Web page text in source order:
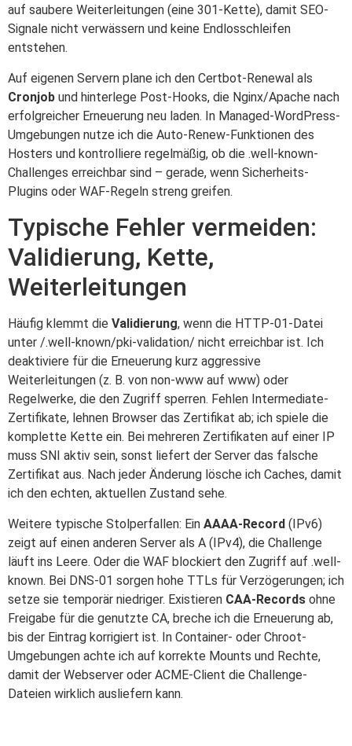
auf saubere Weiterleitungen (eine 301-Kette), damit SEO-
Signale nicht verwässern und keine Endlosschleifen
entstehen.
Auf eigenen Servern plane ich den Certbot-Renewal als
Cronjob und hinterlege Post-Hooks, die Nginx/Apache nach
erfolgreicher Erneuerung neu laden. In Managed-WordPress-
Umgebungen nutze ich die Auto-Renew-Funktionen des
Hosters und kontrolliere regelmäßig, ob die .well-known-
Challenges erreichbar sind – gerade, wenn Sicherheits-
Plugins oder WAF-Regeln streng greifen.
Typische Fehler vermeiden:
Validierung, Kette,
Weiterleitungen
Häufig klemmt die Validierung, wenn die HTTP-01-Datei
unter /.well-known/pki-validation/ nicht erreichbar ist. Ich
deaktiviere für die Erneuerung kurz aggressive
Weiterleitungen (z. B. von non-www auf www) oder
Regelwerke, die den Zugriff sperren. Fehlen Intermediate-
Zertifikate, lehnen Browser das Zertifikat ab; ich spiele die
komplette Kette ein. Bei mehreren Zertifikaten auf einer IP
muss SNI aktiv sein, sonst liefert der Server das falsche
Zertifikat aus. Nach jeder Änderung lösche ich Caches, damit
ich den echten, aktuellen Zustand sehe.
Weitere typische Stolperfallen: Ein AAAA-Record (IPv6)
zeigt auf einen anderen Server als A (IPv4), die Challenge
läuft ins Leere. Oder die WAF blockiert den Zugriff auf .well-
known. Bei DNS-01 sorgen hohe TTLs für Verzögerungen; ich
setze sie temporär niedriger. Existieren CAA-Records ohne
Freigabe für die genutzte CA, breche ich die Erneuerung ab,
bis der Eintrag korrigiert ist. In Container- oder Chroot-
Umgebungen achte ich auf korrekte Mounts und Rechte,
damit der Webserver oder ACME-Client die Challenge-
Dateien wirklich ausliefern kann.